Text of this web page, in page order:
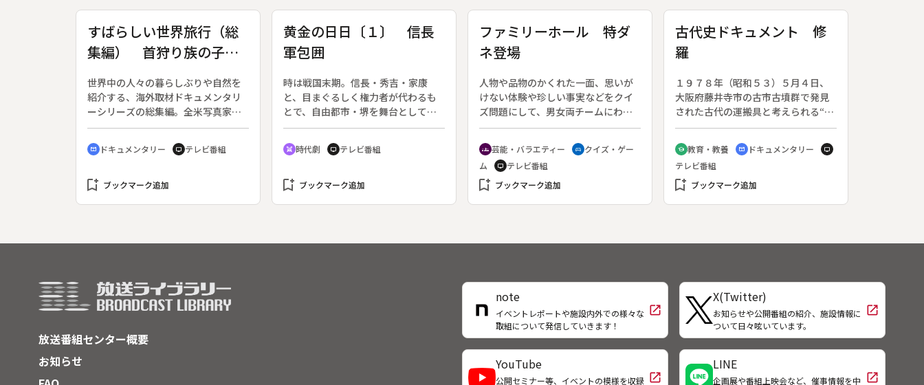
らサメを呼び出し、その頭にロープ
をかけて捕らえるという漁法は、太
平洋の島々だけに特有な、勇壮でユ
ーモラスなものである。中でもニュ
ペラ型の軽い木のフロートとサメを
格闘させるというアイデアが秀逸。
村の人々が“海の伝統”つまり“サメの
を継承しようとするのかを見る。
密を抱くことになる。
すばらしい世界旅行（総
集編） 首狩り族の子守
ヤック族―
世界中の人々の暮らしぶりや自然を
紹介する、海外取材ドキュメンタリ
ーシリーズの総集編。全米写真家協
会プロフェッショナル最高賞を受賞
し、国際的にも評価された。（１９
６６年１０月９日～１９９０年９月
族”として名高いボルネオのダヤック
し、洗い清めてブランコに乗せ、２
クワンカイ。ロングハウスでの収穫
祭は熱狂的な徹夜の祭りで、村人は
１０人のシャーマンを仲立ちに天に
その血で子どもたちを清める。
cinematic_blur ドキュメンタリー tv テレビ番組
bookmark_add ブックマーク追加
黄金の日日〔１〕 信長
軍包囲
時は戦国末期。信長・秀吉・家康
と、目まぐるしく権力者が代わるも
とで、自由都市・堺を舞台として海
と冒険に生きた一代の豪商・呂宋助
左衛門（市川染五郎）の活躍を中心
に、戦国武将や商人たちのさまざま
ラマ第１６作。原作：城山三郎。
swords 時代劇 tv テレビ番組
bookmark_add ブックマーク追加
ファミリーホール 特ダ
ネ登場
人物や品物のかくれた一面、思いが
けない体験や珍しい事実などをクイ
ズ問題にして、男女両チームにわか
れたタレントの解答者が、その“特ダ
ネ”を解明できるかを競うバラエティ
ー番組。司会は押阪忍。◆この回は
栃木県塩原町文化会館より中継録
画。
groups 芸能・バラエティー sports_esports クイズ・ゲー
ム
tv テレビ番組
bookmark_add ブックマーク追加
古代史ドキュメント 修
羅
１９７８年（昭和５３）５月４日、
大阪府藤井寺市の古市古墳群で発見
された古代の運搬具と考えられる“修
羅”は、古代学者ばかりでなく一般の
人々にも大きな話題を呼んだ。この
修羅復元実験計画の全過程を克明に
記録するとともに、大和川河川敷に
おいて４００人の人力による、古代
school 教育・教養 cinematic_blur ドキュメンタリー tv
テレビ番組
bookmark_add ブックマーク追加
放送番組センター概要
お知らせ
note
イベントレポートや施設内外での様々な
取組について発信していきます！
open_in_new
X(Twitter)
お知らせや公開番組の紹介、施設情報に
ついて日々呟いています。
open_in_new
YouTube
公開セミナー等、イベントの模様を収録 open_in_new
LINE
企画展や番組上映会など、催事情報を中 open_in_new